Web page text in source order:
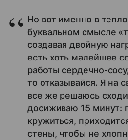
Но вот именно в
буквальном смысле
создавая двойную
есть хоть малейшее
работы сердечно-
то отказывайся. Я на
все же решаюсь
досиживаю 15 минут:
кружиться,
стены, чтобы не